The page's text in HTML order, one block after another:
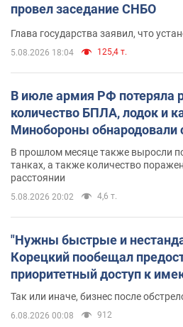
провел заседание СНБО
Глава государства заявил, что
5.08.2026 18:04 125,4 т.
В июле армия РФ потеряла
количество БПЛА, лодок и
Минобороны обнародовали
В прошлом месяце также выросли
танках, а также количество
расстоянии
5.08.2026 20:02 4,6 т.
"Нужны быстрые и
Корецкий пообещал
приоритетный доступ к
помещениям
Так или иначе, бизнес после
6.08.2026 00:08 912